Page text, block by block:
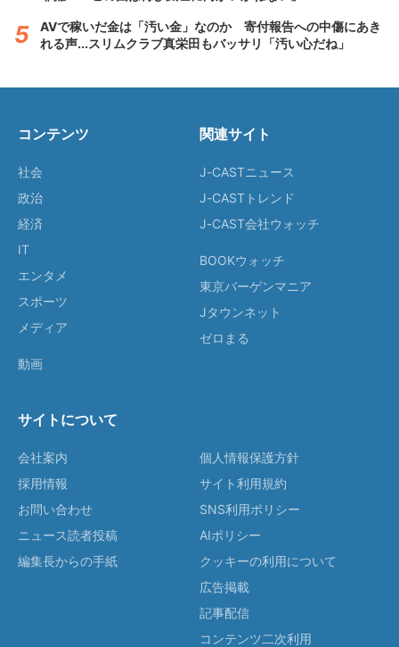
AVで稼いだ金は「汚い金」なのか 寄付報告への中傷にあき
れる声...スリムクラブ真栄田もバッサリ「汚い心だね」
コンテンツ
社会
政治
経済
IT
エンタメ
スポーツ
メディア
動画
関連サイト
J-CASTニュース
J-CASTトレンド
J-CAST会社ウォッチ
BOOKウォッチ
東京バーゲンマニア
Jタウンネット
ゼロまる
サイトについて
会社案内
採用情報
お問い合わせ
ニュース読者投稿
編集長からの手紙
個人情報保護方針
サイト利用規約
SNS利用ポリシー
AIポリシー
クッキーの利用について
広告掲載
記事配信
コンテンツ二次利用